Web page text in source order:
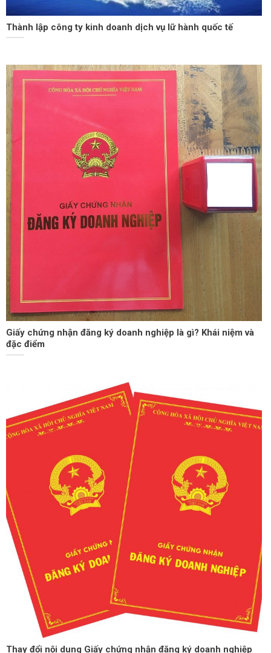
Thành lập công ty kinh doanh dịch vụ lữ hành quốc tế
Giấy chứng nhận đăng ký doanh nghiệp là gì? Khái niệm và
đặc điểm
Thay đổi nội dung Giấy chứng nhận đăng ký doanh nghiệp